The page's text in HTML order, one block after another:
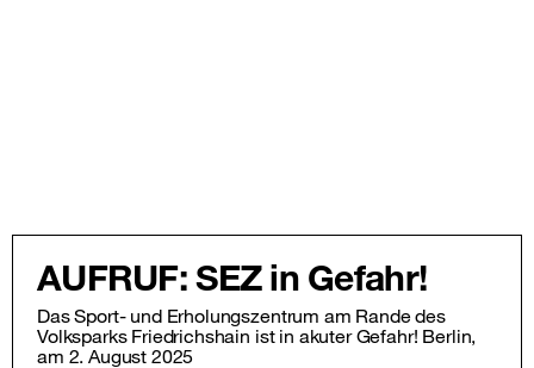
AUFRUF: SEZ in Gefahr!
Das Sport- und Erholungszentrum am Rande des
Volksparks Friedrichshain ist in akuter Gefahr! Berlin,
am 2. August 2025